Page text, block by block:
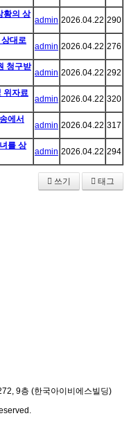
황의 상
admin 2026.04.22 290
대로
admin 2026.04.22 276
청구받
admin 2026.04.22 292
위자료
admin 2026.04.22 320
에서
admin 2026.04.22 317
를 상
admin 2026.04.22 294
쓰기 태그
9층 (한국아이비에스빌딩)